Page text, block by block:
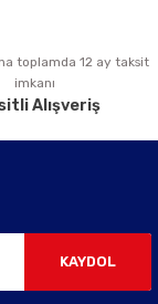
toplamda 12 ay taksit
imkanı
Alışveriş
KAYDOL